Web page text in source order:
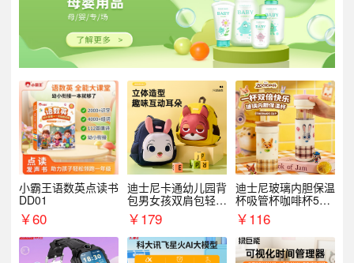
小霸王语数英点读书
DD01
￥60
迪士尼卡通幼儿园背
包男女孩双肩包轻便
可爱小背包B20107
￥179
迪士尼玻璃内胆保温
杯吸管杯咖啡杯530
MLH15135
￥116